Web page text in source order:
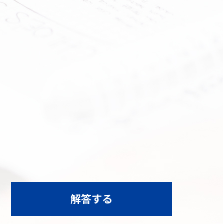
解答する